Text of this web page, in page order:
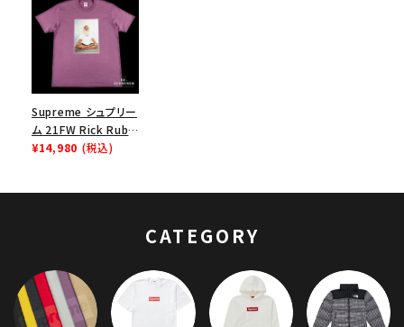
Supreme シュプリー
ム 21FW Rick Rubin
Tee リックルービンT
¥14,980 (税込)
CATEGORY